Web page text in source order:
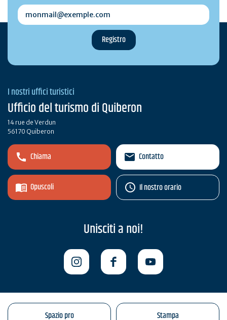
monmail@exemple.com
I nostri uffici turistici
Ufficio del turismo di Quiberon
14 rue de Verdun
56170 Quiberon
Chiama
Opuscoli
Contatto
Il nostro orario
Unisciti a noi!
Spazio pro Stampa